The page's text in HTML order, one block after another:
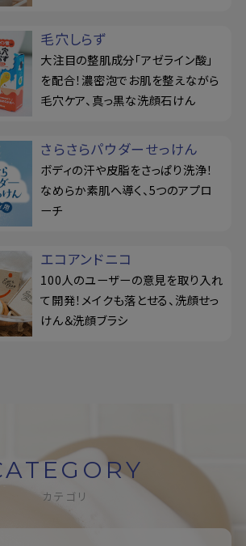
毛穴しらず
大注目の整肌成分「アゼライン酸」
を配合！濃密泡でお肌を整えながら
毛穴ケア、真っ黒な洗顔石けん
さらさらパウダーせっけん
ボディの汗や皮脂をさっぱり洗浄！
なめらか素肌へ導く、5つのアプロ
ーチ
エコアンドニコ
100人のユーザーの意見を取り入れ
て開発！メイクも落とせる、洗顔せっ
けん＆洗顔ブラシ
カテゴリ